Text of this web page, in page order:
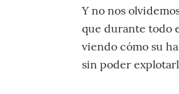
Y no nos
que durante todo
viendo cómo su
sin poder